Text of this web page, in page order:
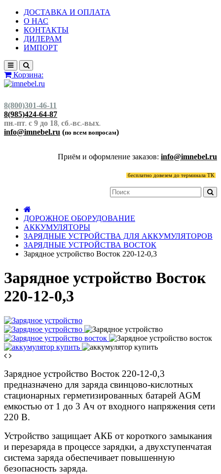
ДОСТАВКА И ОПЛАТА
О НАС
КОНТАКТЫ
ДИЛЕРАМ
ИМПОРТ
Корзина:
8(800)301-46-11
8(985)424-64-87
пн.-пт. с 9 до 18, сб.-вс.-вых.
info@imnebel.ru (по всем вопросам)
Приём и оформление заказов: info@imnebel.ru
бесплатно довезем до терминала ТК
ДОРОЖНОЕ ОБОРУДОВАНИЕ
АККУМУЛЯТОРЫ
ЗАРЯДНЫЕ УСТРОЙСТВА ДЛЯ АККУМУЛЯТОРОВ
ЗАРЯДНЫЕ УСТРОЙСТВА ВОСТОК
Зарядное устройство Восток 220-12-0,3
Зарядное устройство Восток
220-12-0,3
Зарядное устройство Восток 220-12-0,3
предназначено для заряда свинцово-кислотных
стационарных герметизированных батарей AGM
емкостью от 1 до 3 Ач от входного напряжения сети
220 В.
Устройство защищает АКБ от короткого замыкания
и перезаряда в процессе зарядки, а двухступенчатая
система заряда обеспечивает повышенную
безопасность заряда.